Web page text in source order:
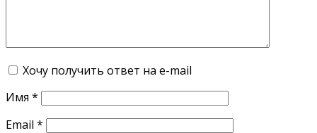
Хочу получить ответ на e-mail
Имя *
Email *